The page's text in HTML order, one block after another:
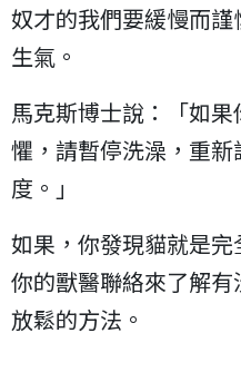
奴才的我們要緩慢而
生氣。
馬克斯博士說：「如
懼，請暫停洗澡，重
度。」
如果，你發現貓就是
你的獸醫聯絡來了解
放鬆的方法。